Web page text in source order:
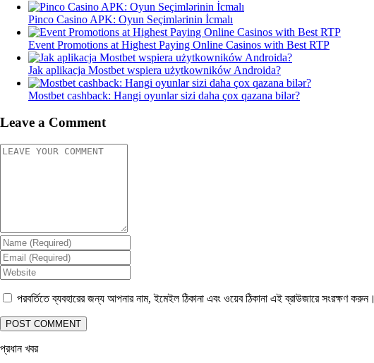
Pinco Casino APK: Oyun Seçimlərinin İcmalı
Event Promotions at Highest Paying Online Casinos with Best RTP
Jak aplikacja Mostbet wspiera użytkowników Androida?
Mostbet cashback: Hangi oyunlar sizi daha çox qazana bilər?
Leave a Comment
পরবর্তিতে ব্যবহারের জন্য আপনার নাম, ইমেইল ঠিকানা এবং ওয়েব ঠিকানা এই ব্রাউজারে সংরক্ষণ করুন।
প্রধান খবর